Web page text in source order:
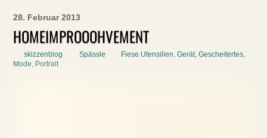
28. Februar 2013
HOMEIMPROOOHVEMENT
skizzenblog Spässle Fiese Utensilien,Gerät,Gescheitertes,
Mode, Portrait